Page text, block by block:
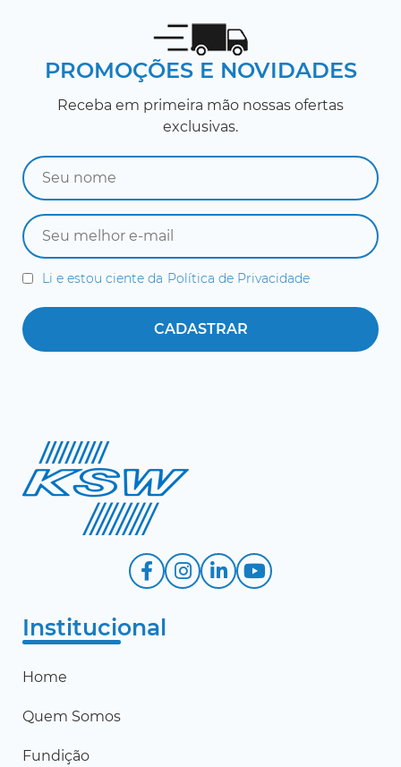
PROMOÇÕES E NOVIDADES
Receba em primeira mão nossas ofertas
exclusivas.
Li e estou ciente da Política de Privacidade
Institucional
Home
Quem Somos
Fundição